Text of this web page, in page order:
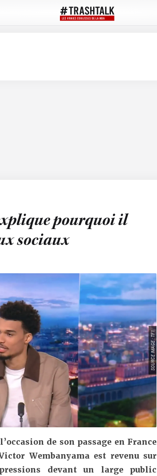
pourquoi il
sociaux
SOURCE IMAGE : TF1
de son passage en France
Wembanyama est revenu sur
devant un large public